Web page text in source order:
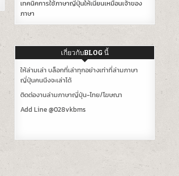
เทคนิคการใช้ภาษาญี่ปุ่นให้เนียนเหมือนเจ้าของ
ภาษา
เกี่ยวกับBLOG นี้
ให้ล่ามเล่า บล็อกที่เล่าทุกอย่างเท่าที่ล่ามภาษา
ญี่ปุ่นคนนึงจะเล่าได้
ติดต่องานล่ามภาษาญี่ปุ่น-ไทย/โฆษณา
Add Line @028vkbms